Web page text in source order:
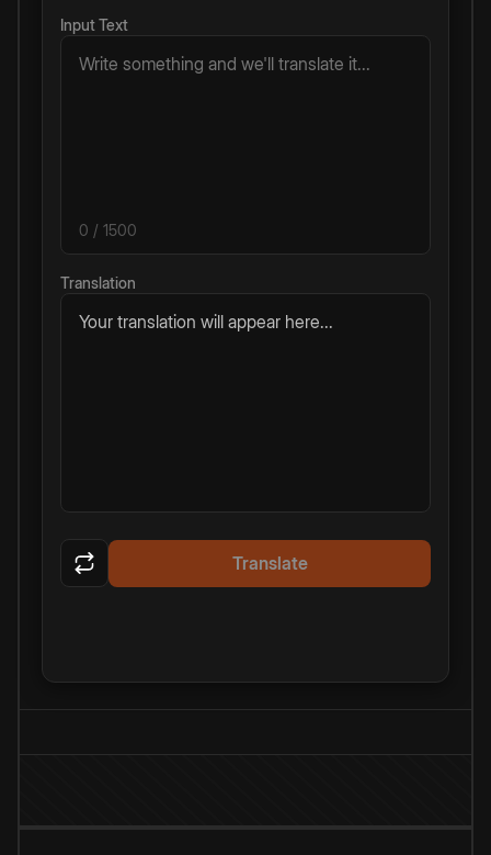
Input Text
0 / 1500
Translation
Your translation will appear here...
Translate